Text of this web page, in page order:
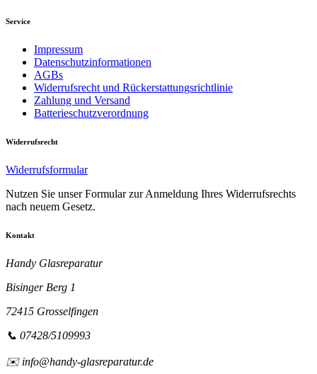
Service
Impressum
Datenschutzinformationen
AGBs
Widerrufsrecht und Rückerstattungsrichtlinie
Zahlung und Versand
Batterieschutzverordnung
Widerrufsrecht
Widerrufsformular
Nutzen Sie unser Formular zur Anmeldung Ihres Widerrufsrechts
nach neuem Gesetz.
Kontakt
Handy Glasreparatur
Bisinger Berg 1
72415 Grosselfingen
📞 07428/5109993
✉️ info@handy-glasreparatur.de